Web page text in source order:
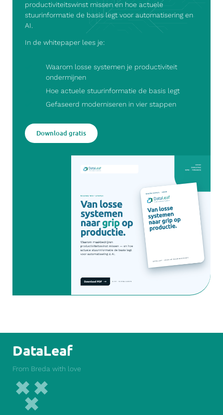
productiviteitswinst missen en hoe actuele
stuurinformatie de basis legt voor automatisering en
AI.
In de whitepaper lees je:
Waarom losse systemen je productiviteit
ondermijnen
Hoe actuele stuurinformatie de basis legt
Gefaseerd moderniseren in vier stappen
Download gratis
DataLeaf
From Breda with love